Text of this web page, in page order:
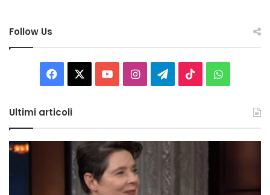
Follow Us
Facebook You InstagramTelegram
TikTok
Ultimi articoli